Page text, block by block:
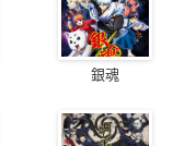
銀魂